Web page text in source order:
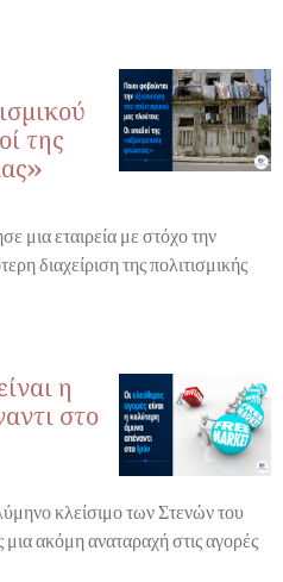
της
μια εταιρεία με στόχο την
διαχείριση της πολιτισμικής
η
στο
κλείσιμο των Στενών του
ακόμη αναταραχή στις αγορές